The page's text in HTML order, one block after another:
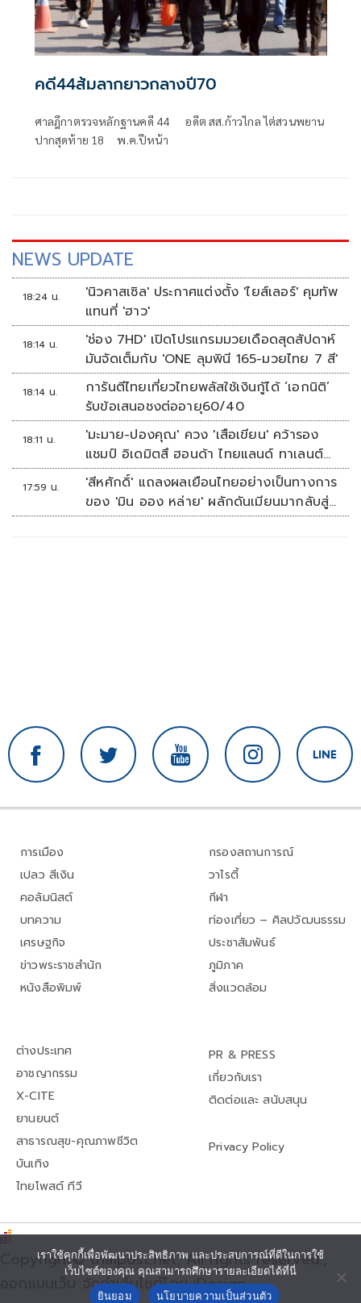
คดี44ส้มลากยาวกลางปี70
ศาลฎีกาตรวจหลักฐานคดี 44 อดีต สส.ก้าวไกล ไต่สวนพยาน
ปากสุดท้าย 18 พ.ค.ปีหน้า
NEWS UPDATE
18:24 น.
'นิวคาสเซิล' ประกาศแต่งตั้ง 'ไยส์เลอร์' คุมทัพ
แทนที่ 'ฮาว'
18:14 น.
'ช่อง 7HD' เปิดโปรแกรมมวยเดือดสุดสัปดาห์
มันจัดเต็มกับ 'ONE ลุมพินี 165-มวยไทย 7 สี'
18:14 น.
การันตีไทยเที่ยวไทยพลัสใช้เงินกู้ได้ ‘เอกนิติ’
รับข้อเสนอชงต่ออายุ60/40
18:11 น.
'มะมาย-ปองคุณ' ควง 'เสือเขียน' คว้ารอง
แชมป์ อิเดมิตสึ ฮอนด้า ไทยแลนด์ ทาเลนต์
คัพ สนาม 3
17:59 น.
'สีหศักดิ์' แถลงผลเยือนไทยอย่างเป็นทางการ
ของ 'มิน ออง หล่าย' ผลักดันเมียนมากลับสู่
อาเซียน
การเมือง
เปลว สีเงิน
คอลัมนิสต์
บทความ
เศรษฐกิจ
ข่าวพระราชสำนัก
หนังสือพิมพ์
กรองสถานการณ์
วาไรตี้
กีฬา
ท่องเที่ยว – ศิลปวัฒนธรรม
ประชาสัมพันธ์
ภูมิภาค
สิ่งแวดล้อม
ต่างประเทศ
อาชญากรรม
X-CITE
ยานยนต์
สาธารณสุข-คุณภาพชีวิต
บันเทิง
ไทยโพสต์ ทีวี
PR & PRESS
เกี่ยวกับเรา
ติดต่อและ สนับสนุน
Privacy Policy
Copyright© thaipost.net, All rights reserved.,
ออกแบบเว็บ จัดทำเว็บไซต์โดย iDesign
เราใช้คุกกี้เพื่อพัฒนาประสิทธิภาพ และประสบการณ์ที่ดีในการใช้
เว็บไซต์ของคุณ คุณสามารถศึกษารายละเอียดได้ที่นี่
ยินยอม
นโยบายความเป็นส่วนตัว